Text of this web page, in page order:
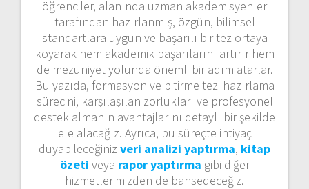
öğrenciler, alanında uzman akademisyenler
tarafından hazırlanmış, özgün, bilimsel
standartlara uygun ve başarılı bir tez ortaya
koyarak hem akademik başarılarını artırır hem
de mezuniyet yolunda önemli bir adım atarlar.
Bu yazıda, formasyon ve bitirme tezi hazırlama
sürecini, karşılaşılan zorlukları ve profesyonel
destek almanın avantajlarını detaylı bir şekilde
ele alacağız. Ayrıca, bu süreçte ihtiyaç
duyabileceğiniz veri analizi yaptırma, kitap
özeti veya rapor yaptırma gibi diğer
hizmetlerimizden de bahsedeceğiz.